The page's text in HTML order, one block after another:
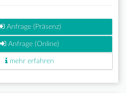
Anfrage (Präsenz)
Anfrage (Online)
mehr erfahren